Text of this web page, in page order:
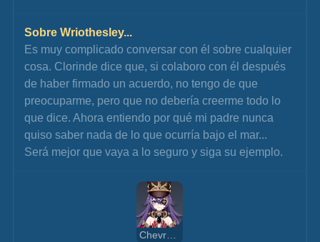
Sobre Wriothesley...
Es muy complicado conversar con él sobre cualquier
cosa. Clorinde dice que, si colaboro con él después
de haber firmado un acuerdo, no tengo de que
preocuparme, pero que no debería creerme todo lo
que dice. Ahora entiendo por qué mi padre nunca
quiso saber nada de lo que ocurría bajo el mar...
Será mejor que vaya a lo seguro y siga su ejemplo.
Chevreuse